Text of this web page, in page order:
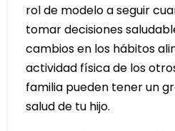
rol de modelo a seguir
tomar decisiones
cambios en los hábitos
actividad física de los
familia pueden tener un
salud de tu hijo.